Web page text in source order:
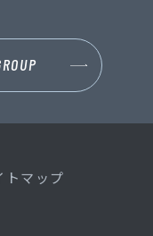
トマップ